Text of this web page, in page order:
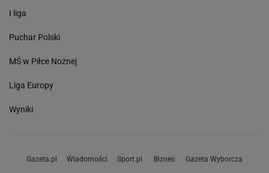
I liga
Puchar Polski
MŚ w Piłce Nożnej
Liga Europy
Wyniki
Gazeta.pl Wiadomości Sport.pl Biznes Gazeta Wyborcza